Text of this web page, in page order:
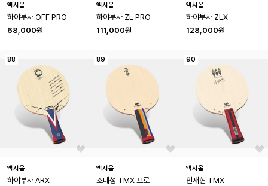
엑시옴
하야부사 OFF PRO
68,000원
엑시옴
하야부사 ZL PRO
111,000원
엑시옴
하야부사 ZLX
128,000원
88
엑시옴
하야부사 ARX
89
엑시옴
조대성 TMX 프로
90
엑시옴
안재현 TMX